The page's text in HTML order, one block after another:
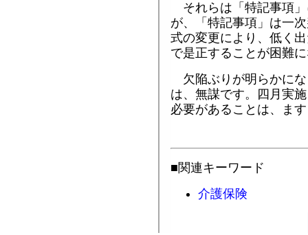
それらは「特記事項
が、「特記事項」は一
式の変更により、低く
で是正することが困難
欠陥ぶりが明らかに
は、無謀です。四月実
必要があることは、ま
■関連キーワード
介護保険